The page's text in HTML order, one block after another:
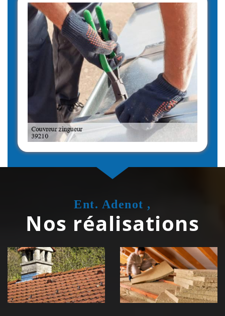
Ent. Adenot ,
Nos réalisations
Couvreur
zingueur 39
Jura
Isolation de
toiture 39
Jura